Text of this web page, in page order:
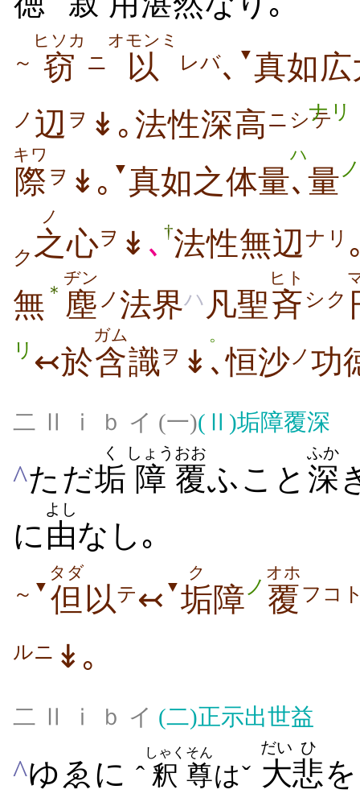
～ 窃
ヒソカ
ニ 以
オモンミ
レバ､ ▼真如広
ノ 辺 ヲ ↡｡法性深高ニシテ
ナ
際
キワ
ヲ ↡｡ ▼真如之体量､
ハ
量 ノ
ク 之
ノ
心ヲ ↡ ､ †法性無辺 ナリ
無 ＊ 塵
ヂン
ノ 法界ハ 凡聖斉
ヒト
シク
リ ↢於含
ガム
識ヲ ↡ ､
。
恒沙 ノ 功
二 Ⅱ ⅰ ｂ イ (一)(Ⅱ)垢障覆深
^ただ垢
く
障
しょう
覆
おお
ふこと 深
ふか
に由
よし
なし｡
～ ▼ 但
タダ
以テ↢ ▼垢
ク
障 ノ 覆
オホ
フコ
ルニ ↡｡
二 Ⅱ ⅰ ｂ イ (二)正示出世益
^ゆゑに ˆ 釈
しゃく
尊
そん
はˇ 大
だい
悲
ひ